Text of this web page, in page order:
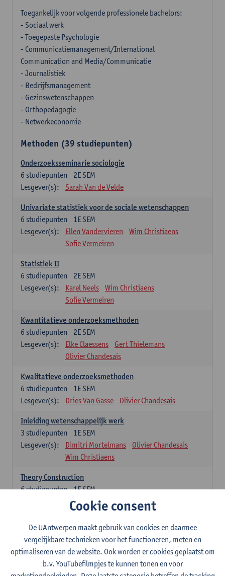
Toegankelijk voor volgende professionele bachelors:
- Sociaal werk
- Toegepaste Psychologie
- Communicatiemanagement/International
Communication and Media/Communicatie
- Journalistiek
- Bedrijfsmanagement
- Gezinswetenschappen
- Orthopedagogie
- Netwerkeconomie
Methoden (39 studiepunten)
Onderzoeksseminarie sociologie
2E SEM
6 studiepunten
Lesgever(s):
Sarah Van de Velde
Univariate statistiek voor de sociale wetenschappen
1E SEM
6 studiepunten
Lesgever(s):
Ellen Vandervieren
Wim Christiaens
Sofie Vermeiren
Statistiek II
2E SEM
6 studiepunten
Lesgever(s):
Karel Neels
Wim Christiaens
Sofie Vermeiren
Kwantitatieve onderzoeksmethoden
2E SEM
6 studiepunten
Lesgever(s):
Elke Claessens
Gert Thielemans
Olivier Chandesais
Kwalitatieve onderzoeksmethoden
1E SEM
6 studiepunten
Lesgever(s):
Dries Van Gasse Olivier Chandesais
Inleiding wetenschappelijk werk
1E SEM
3 studiepunten
Lesgever(s):
Dimitri Mortelmans
Olivier Chandesais
Wim Christiaens
Theory Construction
1E SEM
6studiepunten
Reda Mahajar
Algemeen vormende opleidingsonderdelen (15
studiepunten)
Sociale ongelijkheid: klasse, gender, etniciteit
1E SEM
3
studiepunten
Cookie consent
De UAntwerpen maakt gebruik van cookies en daarmee
vergelijkbare technieken voor het functioneren, meten en
optimaliseren van de website. Ook worden er cookies geplaatst om
b.v. YouTubefilmpjes te kunnen tonen en voor